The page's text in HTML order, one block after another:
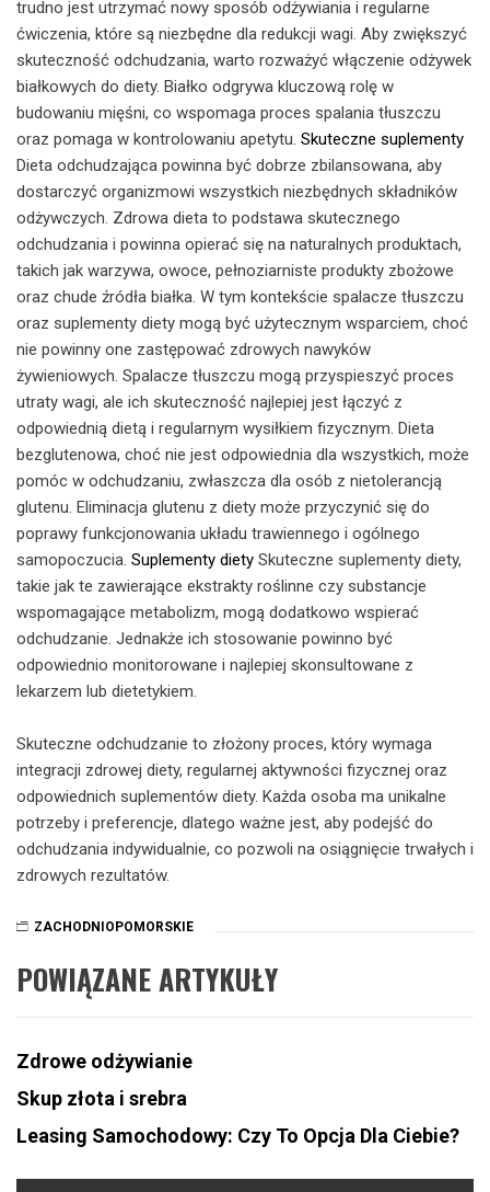
trudno jest utrzymać nowy sposób odżywiania i regularne
ćwiczenia, które są niezbędne dla redukcji wagi. Aby zwiększyć
skuteczność odchudzania, warto rozważyć włączenie odżywek
białkowych do diety. Białko odgrywa kluczową rolę w
budowaniu mięśni, co wspomaga proces spalania tłuszczu
oraz pomaga w kontrolowaniu apetytu. Skuteczne suplementy
Dieta odchudzająca powinna być dobrze zbilansowana, aby
dostarczyć organizmowi wszystkich niezbędnych składników
odżywczych. Zdrowa dieta to podstawa skutecznego
odchudzania i powinna opierać się na naturalnych produktach,
takich jak warzywa, owoce, pełnoziarniste produkty zbożowe
oraz chude źródła białka. W tym kontekście spalacze tłuszczu
oraz suplementy diety mogą być użytecznym wsparciem, choć
nie powinny one zastępować zdrowych nawyków
żywieniowych. Spalacze tłuszczu mogą przyspieszyć proces
utraty wagi, ale ich skuteczność najlepiej jest łączyć z
odpowiednią dietą i regularnym wysiłkiem fizycznym. Dieta
bezglutenowa, choć nie jest odpowiednia dla wszystkich, może
pomóc w odchudzaniu, zwłaszcza dla osób z nietolerancją
glutenu. Eliminacja glutenu z diety może przyczynić się do
poprawy funkcjonowania układu trawiennego i ogólnego
samopoczucia. Suplementy diety Skuteczne suplementy diety,
takie jak te zawierające ekstrakty roślinne czy substancje
wspomagające metabolizm, mogą dodatkowo wspierać
odchudzanie. Jednakże ich stosowanie powinno być
odpowiednio monitorowane i najlepiej skonsultowane z
lekarzem lub dietetykiem.
Skuteczne odchudzanie to złożony proces, który wymaga
integracji zdrowej diety, regularnej aktywności fizycznej oraz
odpowiednich suplementów diety. Każda osoba ma unikalne
potrzeby i preferencje, dlatego ważne jest, aby podejść do
odchudzania indywidualnie, co pozwoli na osiągnięcie trwałych i
zdrowych rezultatów.
ZACHODNIOPOMORSKIE
POWIĄZANE ARTYKUŁY
Zdrowe odżywianie
Skup złota i srebra
Leasing Samochodowy: Czy To Opcja Dla Ciebie?